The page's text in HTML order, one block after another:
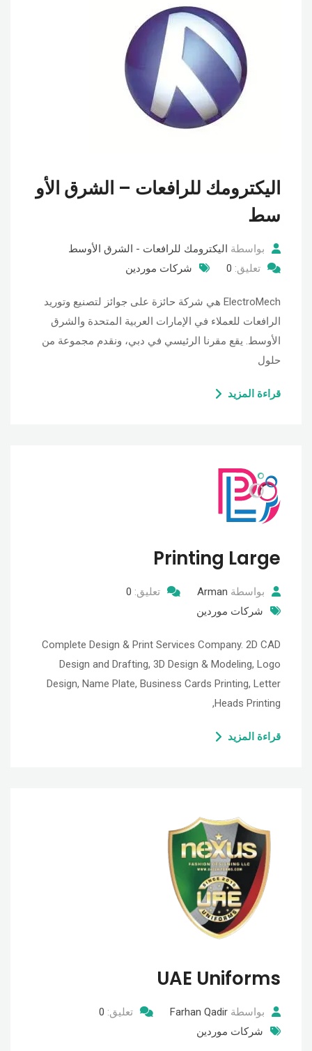
اليكترومك للرافعات – الشرق الأو
سط
بواسطة اليكترومك للرافعات - الشرق الأوسط
تعليق: 0 شركات موردين
ElectroMech هي شركة حائزة على جوائز لتصنيع وتوريد
الرافعات للعملاء في الإمارات العربية المتحدة والشرق
الأوسط. يقع مقرنا الرئيسي في دبي، ونقدم مجموعة من
حلول
قراءة المزيد
Printing Large
بواسطة Arman تعليق: 0
شركات موردين
Complete Design & Print Services Company. 2D CAD
Design and Drafting, 3D Design & Modeling, Logo
Design, Name Plate, Business Cards Printing, Letter
Heads Printing,
قراءة المزيد
UAE Uniforms
بواسطة Farhan Qadir تعليق: 0
شركات موردين